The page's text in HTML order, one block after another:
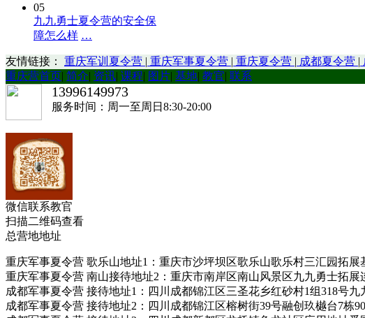
05
九九勇士夏令营的安全保
障怎么样 …
友情链接： 重庆军训夏令营 | 重庆军事夏令营 | 重庆夏令营 | 成都夏令营 |
重庆营首页| 简介| 资讯| 课程| 图片| 基地| 教官| 联系
13996149973
服务时间：周一至周日8:30-20:00
微信联系教官
扫描二维码查看
总营地地址
重庆军事夏令营 歌乐山地址1：重庆市沙坪坝区歌乐山歌乐村三汇园拓展
重庆军事夏令营 南山接待地址2：重庆市南岸区南山风景区九九勇士拓展
成都军事夏令营 接待地址1：四川成都锦江区三圣花乡红砂村1组318号九
成都军事夏令营 接待地址2：四川成都锦江区榕树街39号融创玖樾台7栋